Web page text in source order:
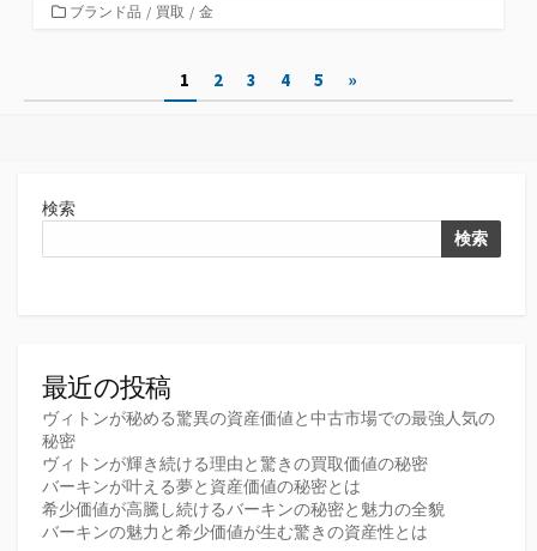
カ
ー
ブランド品 / 買取 / 金
ペ
り
1 2 3 4 5 »
検索
検索
最近の投稿
ヴィトンが秘める驚異の資産価値と中古市場での最強人気の
秘密
ヴィトンが輝き続ける理由と驚きの買取価値の秘密
バーキンが叶える夢と資産価値の秘密とは
希少価値が高騰し続けるバーキンの秘密と魅力の全貌
バーキンの魅力と希少価値が生む驚きの資産性とは